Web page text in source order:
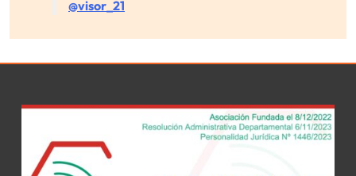
@visor_21